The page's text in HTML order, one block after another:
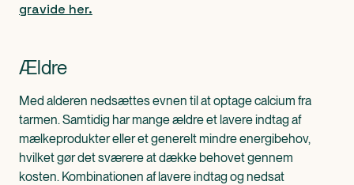
gravide her.
Ældre
Med alderen nedsættes evnen til at optage calcium fra
tarmen. Samtidig har mange ældre et lavere indtag af
mælkeprodukter eller et generelt mindre energibehov,
hvilket gør det sværere at dække behovet gennem
kosten. Kombinationen af lavere indtag og nedsat